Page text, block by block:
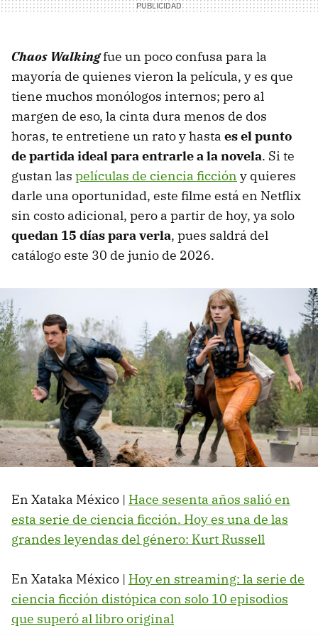
Chaos Walkingfue un poco confusa para la
mayoría de quienes vieron la película, y es que
tiene muchos monólogos internos; pero al
margen de eso, la cinta dura menos de dos
horas, te entretiene un rato y hasta es el punto
de partida ideal para entrarle a la novela. Si te
gustan las películas de ciencia ficción y quieres
darle una oportunidad, este filme está en Netflix
sin costo adicional, pero a partir de hoy, ya solo
quedan 15 días para verla, pues saldrá del
catálogo este 30 de junio de 2026.
En Xataka México | Hace sesenta años salió en
esta serie de ciencia ficción. Hoy es una de las
grandes leyendas del género: Kurt Russell
En Xataka México | Hoy en streaming: la serie de
ciencia ficción distópica con solo 10 episodios
que superó al libro original